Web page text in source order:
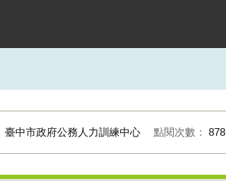
臺中市政府公務人力訓練中心 點閱次數： 878